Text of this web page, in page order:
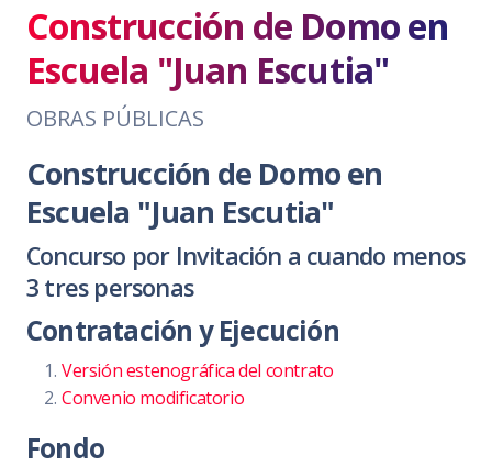
Construcción de Domo en
Escuela "Juan Escutia"
OBRAS PÚBLICAS
Construcción de Domo en
Escuela "Juan Escutia"
Concurso por Invitación a cuando menos
3 tres personas
Contratación y Ejecución
Versión estenográfica del contrato
Convenio modificatorio
Fondo